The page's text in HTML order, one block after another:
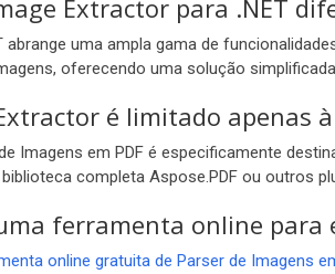
Extractor para .NET
abrange uma ampla gama de
oferecendo uma solução
é limitado apenas
Imagens em PDF é especificamente
completa Aspose.PDF ou outros
ferramenta online para
online gratuita de Parser de Imagens